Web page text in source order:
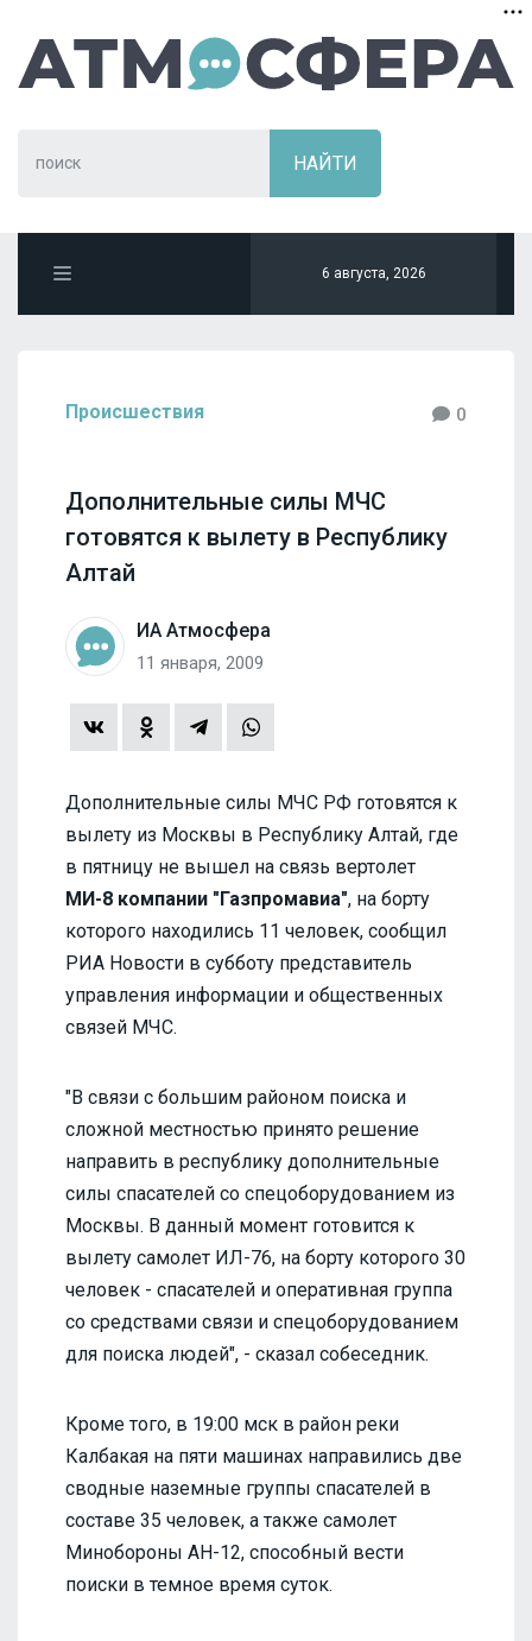
6 августа, 2026
Происшествия 0
Дополнительные силы МЧС
готовятся к вылету в Республику
Алтай
ИА Атмосфера
11 января, 2009
Дополнительные силы МЧС РФ готовятся к
вылету из Москвы в Республику Алтай, где
в пятницу не вышел на связь вертолет
МИ-8 компании "Газпромавиа", на борту
которого находились 11 человек, сообщил
РИА Новости в субботу представитель
управления информации и общественных
связей МЧС.
"В связи с большим районом поиска и
сложной местностью принято решение
направить в республику дополнительные
силы спасателей со спецоборудованием из
Москвы. В данный момент готовится к
вылету самолет ИЛ-76, на борту которого 30
человек - спасателей и оперативная группа
со средствами связи и спецоборудованием
для поиска людей", - сказал собеседник.
Кроме того, в 19:00 мск в район реки
Калбакая на пяти машинах направились две
сводные наземные группы спасателей в
составе 35 человек, а также самолет
Минобороны АН-12, способный вести
поиски в темное время суток.